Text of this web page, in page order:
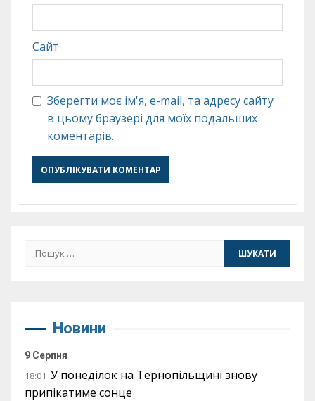
Сайт
Зберегти моє ім'я, e-mail, та адресу сайту
в цьому браузері для моїх подальших
коментарів.
Пошук:
Новини
9 Серпня
18:01 У понеділок на Тернопільщині знову
припікатиме сонце